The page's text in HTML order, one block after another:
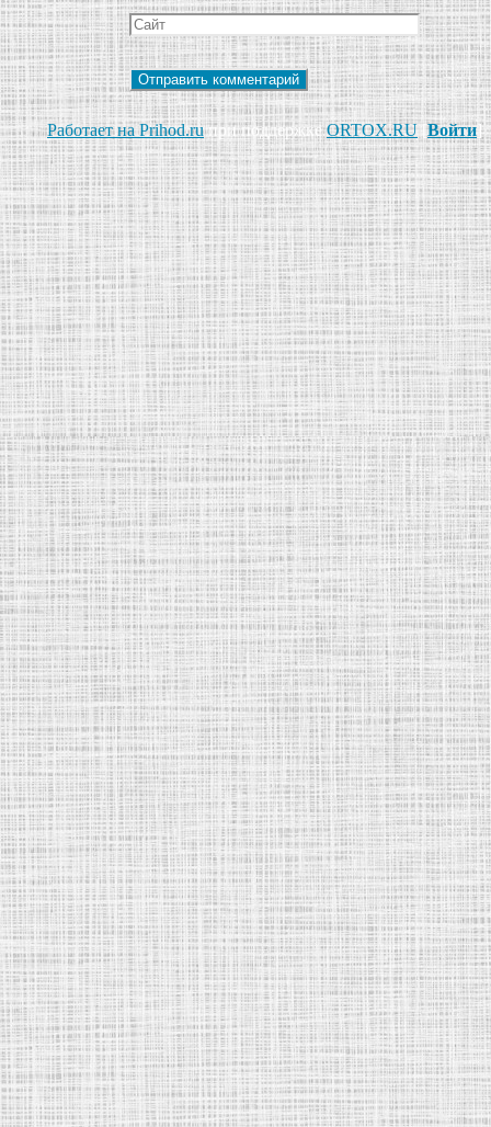
Работает на Prihod.ruпри поддержкеORTOX.RU [Войти]